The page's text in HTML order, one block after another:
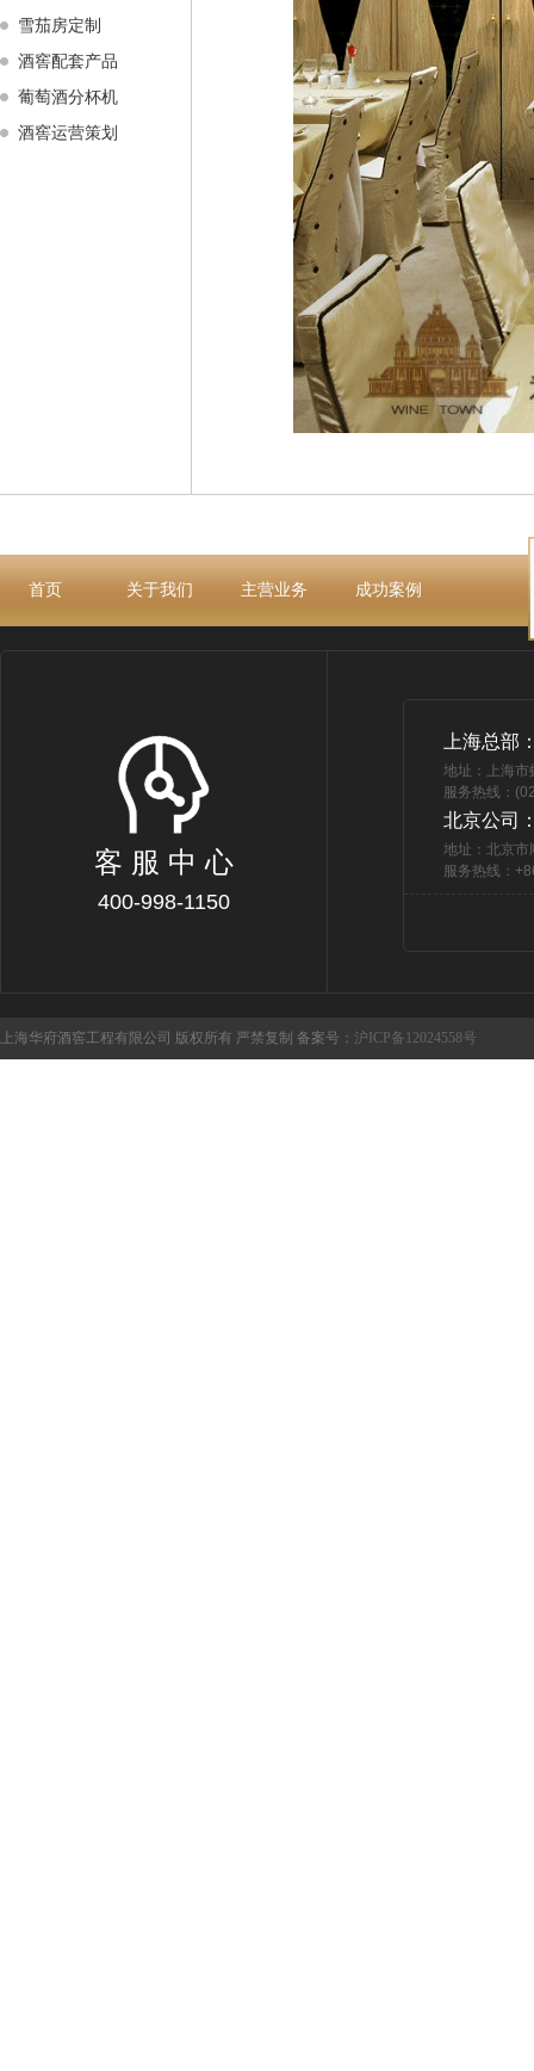
雪茄房定制
酒窖配套产品
葡萄酒分杯机
酒窖运营策划
首页 关于我们 主营业务 成功案例
客 服 中 心
400-998-1150
上海总部
地址：上海
服务热线：
北京公司
地址：北京市
服务热线：
上海华府酒窖工程有限公司 版权所有 严禁复制 备案号： 沪ICP备12024558号